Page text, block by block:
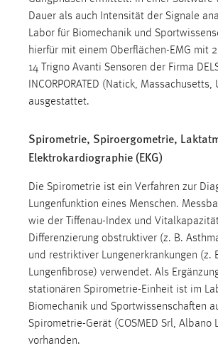
Dauer als auch Intensität der Signale
Labor für Biomechanik und
hierfür mit einem Oberflächen-EMG mit
14 Trigno Avanti Sensoren der Firma
INCORPORATED (Natick, Massachusetts,
ausgestattet.
Spirometrie, Spiroergometrie,
Elektrokardiographie (EKG)
Die Spirometrie ist ein Verfahren zur
Lungenfunktion eines Menschen.
wie der Tiffenau-Index und
Differenzierung obstruktiver (z. B.
und restriktiver Lungenerkrankungen (z.
Lungenfibrose) verwendet. Als
stationären Spirometrie-Einheit ist im
Biomechanik und Sportwissenschaften
Spirometrie-Gerät (COSMED Srl, Albano
vorhanden.